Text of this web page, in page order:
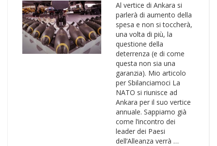
Al vertice di Ankara si
parlerà di aumento della
spesa e non si toccherà,
una volta di più, la
questione della
deterrenza (e di come
questa non sia una
garanzia). Mio articolo
per Sbilanciamoci La
NATO si riunisce ad
Ankara per il suo vertice
annuale. Sappiamo già
come l’incontro dei
leader dei Paesi
dell’Alleanza verrà …